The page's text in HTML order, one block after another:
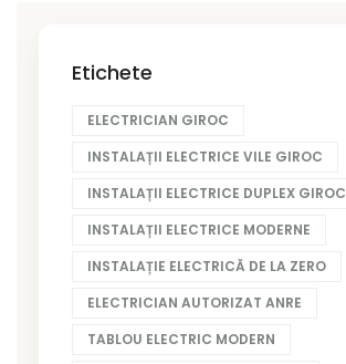
Etichete
ELECTRICIAN GIROC
INSTALAȚII ELECTRICE VILE GIROC
INSTALAȚII ELECTRICE DUPLEX GIROC
INSTALAȚII ELECTRICE MODERNE
INSTALAȚIE ELECTRICĂ DE LA ZERO
ELECTRICIAN AUTORIZAT ANRE
TABLOU ELECTRIC MODERN